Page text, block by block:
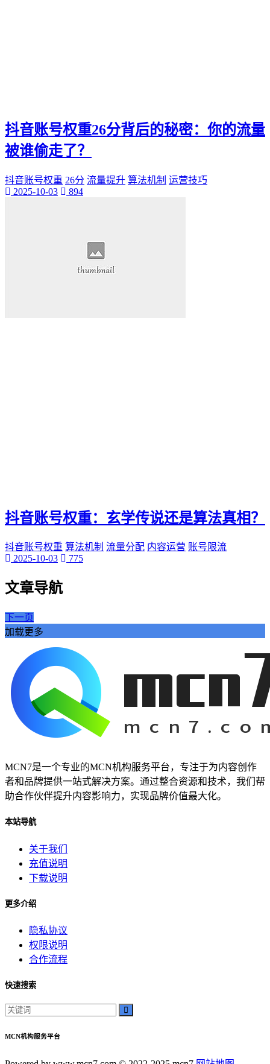
抖音账号权重26分背后的秘密：你的流量
被谁偷走了？
抖音账号权重 26分 流量提升 算法机制 运营技巧
2025-10-03
894
抖音账号权重：玄学传说还是算法真相？
抖音账号权重 算法机制 流量分配 内容运营 账号限流
2025-10-03
775
文章导航
下一页
加载更多
MCN7是一个专业的MCN机构服务平台，专注于为内容创作
者和品牌提供一站式解决方案。通过整合资源和技术，我们帮
助合作伙伴提升内容影响力，实现品牌价值最大化。
本站导航
关于我们
充值说明
下载说明
更多介绍
隐私协议
权限说明
合作流程
快速搜索
MCN机构服务平台